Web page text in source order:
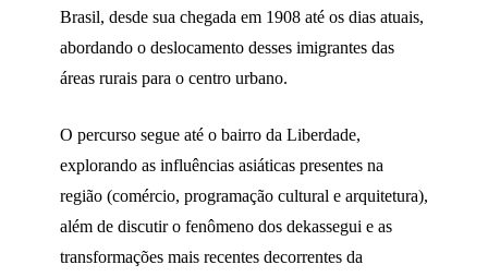
Brasil, desde sua chegada em 1908 até os dias atuais,
abordando o deslocamento desses imigrantes das
áreas rurais para o centro urbano.
O percurso segue até o bairro da Liberdade,
explorando as influências asiáticas presentes na
região (comércio, programação cultural e arquitetura),
além de discutir o fenômeno dos dekassegui e as
transformações mais recentes decorrentes da